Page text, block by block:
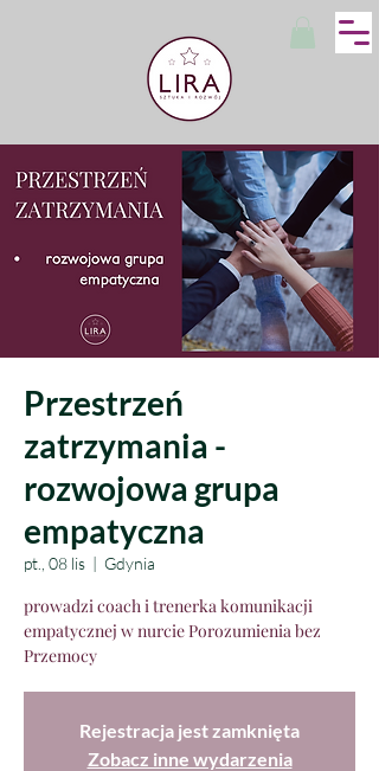
Przestrzeń
zatrzymania -
rozwojowa grupa
empatyczna
pt., 08 lis
  |
Gdynia
prowadzi coach i trenerka komunikacji
empatycznej w nurcie Porozumienia bez
Przemocy
Rejestracja jest zamknięta
Zobacz inne wydarzenia